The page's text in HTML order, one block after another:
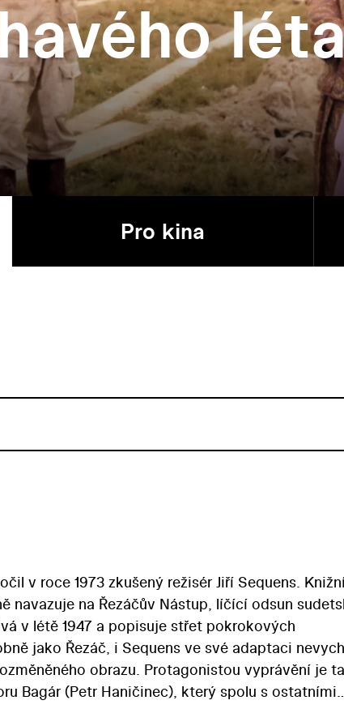
Pro kina
v roce 1973 zkušený režisér Jiří Sequens.
navazuje na Řezáčův Nástup, líčící odsun
v létě 1947 a popisuje střet pokrokových
jako Řezáč, i Sequens ve své adaptaci
obrazu. Protagonistou vyprávění je
Bagár (Petr Haničinec), který spolu s ostatními